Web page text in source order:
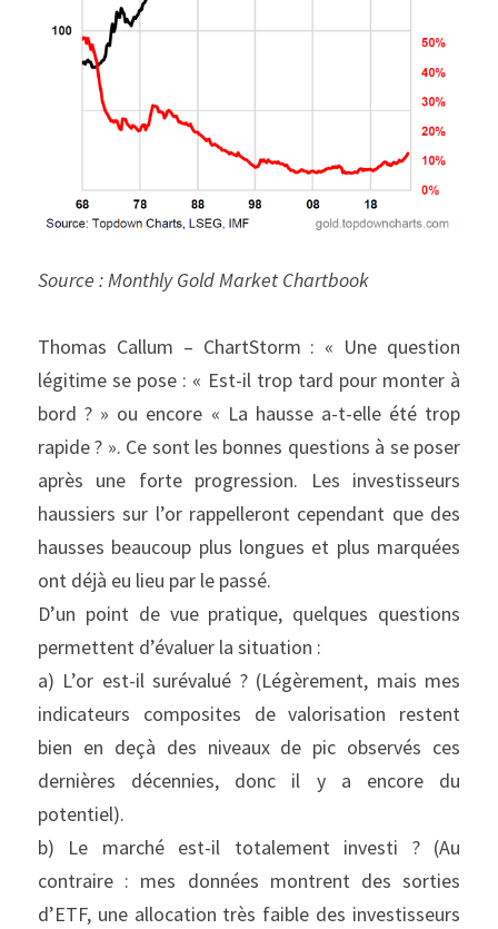
Source : Monthly Gold Market Chartbook
Thomas Callum – ChartStorm : « Une question
légitime se pose : « Est-il trop tard pour monter à
bord ? » ou encore « La hausse a-t-elle été trop
rapide ? ». Ce sont les bonnes questions à se poser
après une forte progression. Les investisseurs
haussiers sur l’or rappelleront cependant que des
hausses beaucoup plus longues et plus marquées
ont déjà eu lieu par le passé.
D’un point de vue pratique, quelques questions
permettent d’évaluer la situation :
a) L’or est-il surévalué ? (Légèrement, mais mes
indicateurs composites de valorisation restent
bien en deçà des niveaux de pic observés ces
dernières décennies, donc il y a encore du
potentiel).
b) Le marché est-il totalement investi ? (Au
contraire : mes données montrent des sorties
d’ETF, une allocation très faible des investisseurs